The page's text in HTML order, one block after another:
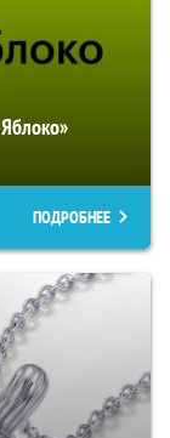
ПОДРОБНЕЕ